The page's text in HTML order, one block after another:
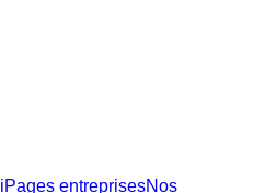
Pages entreprisesNos